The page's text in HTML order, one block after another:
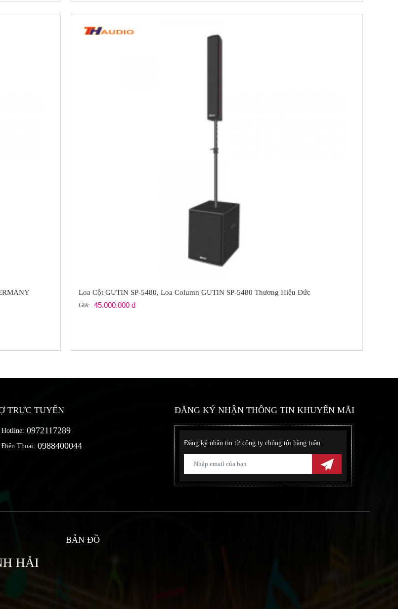
Loa Cột GUTIN SP-5480, Loa Column GUTIN SP-5480 Thương Hiệu Đức
Giá: 45.000.000 đ
TRỰC TUYẾN
Hotline: 0972117289
Điện Thoại: 0988400044
ĐĂNG KÝ NHẬN THÔNG TIN KHUYẾN MÃI
Đăng ký nhận tin từ công ty chúng tôi hàng tuần
HẢI
BẢN ĐỒ